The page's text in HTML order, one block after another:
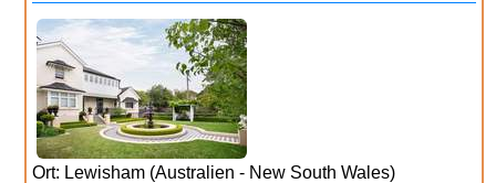
Ort: Lewisham (Australien - New South Wales)